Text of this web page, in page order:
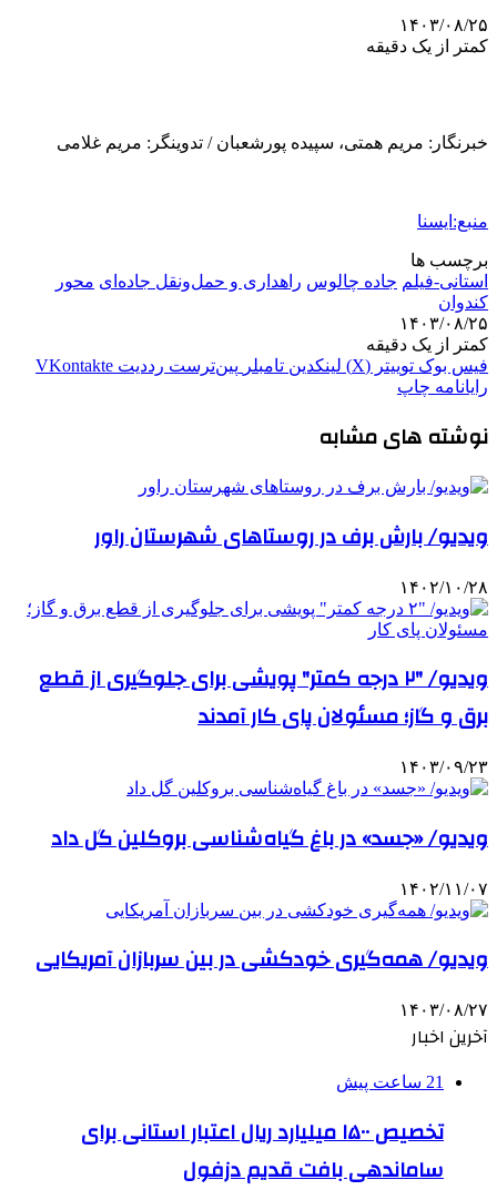
۱۴۰۳/۰۸/۲۵
کمتر از یک دقیقه
خبرنگار: مریم همتی، سپیده پورشعبان / تدوینگر: مریم غلامی
منبع:ایسنا
برچسب ها
استانی-فیلم جاده چالوس راهداری و حمل‌ونقل جاده‌ای محور
کندوان
۱۴۰۳/۰۸/۲۵
کمتر از یک دقیقه
فیس بوک توییتر (X) لینکدین ‫تامبلر ‫پین‌ترست ‫رددیت ‫VKontakte
رایانامه چاپ
نوشته های مشابه
ویدیو/ بارش برف در روستاهای شهرستان راور
۱۴۰۲/۱۰/۲۸
ویدیو/ ⁧"۲ درجه کمتر"⁩ پویشی برای جلوگیری از قطع
برق و گاز؛ مسئولان پای کار آمدند
۱۴۰۳/۰۹/۲۳
ویدیو/ «جسد» در باغ گیاه‌شناسی بروکلین گل داد
۱۴۰۲/۱۱/۰۷
ویدیو/ همه‌گیری خودکشی در بین سربازان آمریکایی
۱۴۰۳/۰۸/۲۷
آخرین اخبار
21 ساعت پیش
تخصیص ۱۵۰۰ میلیارد ریال اعتبار استانی برای
ساماندهی بافت قدیم دزفول